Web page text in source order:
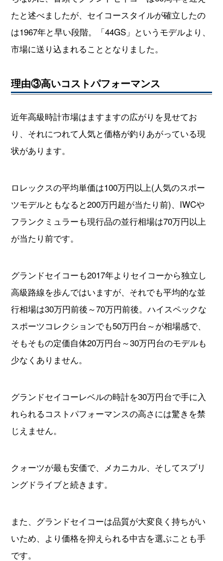
たと述べましたが、セイコースタイルが確立したの
は1967年と早い段階。「44GS」というモデルより、
市場に送り込まれることとなりました。
理由③高いコストパフォーマンス
近年高級時計市場はますますの広がりを見せてお
り、それにつれて人気と価格が釣りあがっている現
状があります。
ロレックスの平均単価は100万円以上(人気のスポー
ツモデルともなると200万円超が当たり前)、IWCや
フランクミュラーも現行品の並行相場は70万円以上
が当たり前です。
グランドセイコーも2017年よりセイコーから独立し
高級路線を歩んではいますが、それでも平均的な並
行相場は30万円前後～70万円前後。ハイスペックな
スポーツコレクションでも50万円台～が相場感で、
そもそもの定価自体20万円台～30万円台のモデルも
少なくありません。
グランドセイコーレベルの時計を30万円台で手に入
れられるコストパフォーマンスの高さには驚きを禁
じえません。
クォーツが最も安価で、メカニカル、そしてスプリ
ングドライブと続きます。
また、グランドセイコーは品質が大変良く持ちがい
いため、より価格を抑えられる中古を選ぶことも手
です。